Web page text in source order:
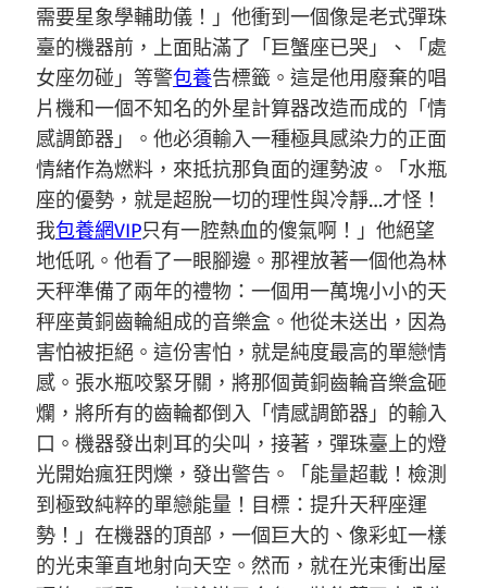
需要星象學輔助儀！」他衝到一個像是老式彈珠
臺的機器前，上面貼滿了「巨蟹座已哭」、「處
女座勿碰」等警包養告標籤。這是他用廢棄的唱
片機和一個不知名的外星計算器改造而成的「情
感調節器」。他必須輸入一種極具感染力的正面
情緒作為燃料，來抵抗那負面的運勢波。「水瓶
座的優勢，就是超脫一切的理性與冷靜…才怪！
我包養網VIP只有一腔熱血的傻氣啊！」他絕望
地低吼。他看了一眼腳邊。那裡放著一個他為林
天秤準備了兩年的禮物：一個用一萬塊小小的天
秤座黃銅齒輪組成的音樂盒。他從未送出，因為
害怕被拒絕。這份害怕，就是純度最高的單戀情
感。張水瓶咬緊牙關，將那個黃銅齒輪音樂盒砸
爛，將所有的齒輪都倒入「情感調節器」的輸入
口。機器發出刺耳的尖叫，接著，彈珠臺上的燈
光開始瘋狂閃爍，發出警告。「能量超載！檢測
到極致純粹的單戀能量！目標：提升天秤座運
勢！」在機器的頂部，一個巨大的、像彩虹一樣
的光束筆直地射向天空。然而，就在光束衝出屋